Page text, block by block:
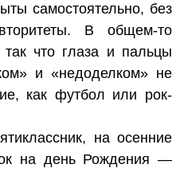
самостоятельно, без
В общем-то
что глаза и пальцы
и «недоделком» не
как футбол или рок-
на осенние
на день Рождения —